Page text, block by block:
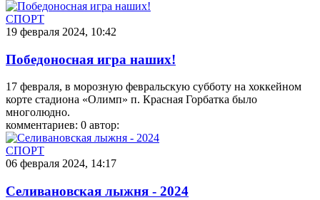
СПОРТ
19 февраля 2024, 10:42
Победоносная игра наших!
17 февраля, в морозную февральскую субботу на хоккейном
корте стадиона «Олимп» п. Красная Горбатка было
многолюдно.
комментариев: 0 автор:
СПОРТ
06 февраля 2024, 14:17
Селивановская лыжня - 2024